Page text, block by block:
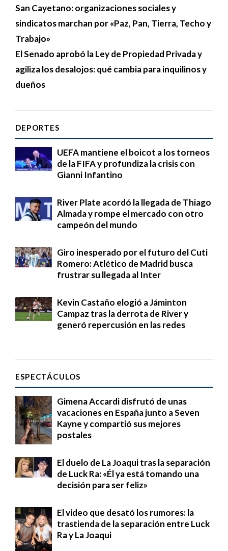
San Cayetano: organizaciones sociales y
sindicatos marchan por «Paz, Pan, Tierra, Techo y
Trabajo»
El Senado aprobó la Ley de Propiedad Privada y
agiliza los desalojos: qué cambia para inquilinos y
dueños
DEPORTES
UEFA mantiene el boicot a los torneos
de la FIFA y profundiza la crisis con
Gianni Infantino
River Plate acordó la llegada de Thiago
Almada y rompe el mercado con otro
campeón del mundo
Giro inesperado por el futuro del Cuti
Romero: Atlético de Madrid busca
frustrar su llegada al Inter
Kevin Castaño elogió a Jáminton
Campaz tras la derrota de River y
generó repercusión en las redes
ESPECTÁCULOS
Gimena Accardi disfrutó de unas
vacaciones en España junto a Seven
Kayne y compartió sus mejores
postales
El duelo de La Joaqui tras la separación
de Luck Ra: «Él ya está tomando una
decisión para ser feliz»
El video que desató los rumores: la
trastienda de la separación entre Luck
Ra y La Joaqui